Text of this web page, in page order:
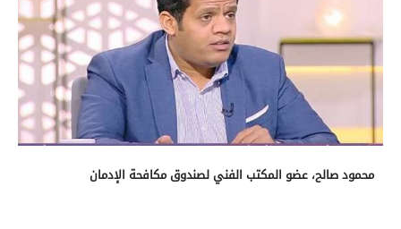
محمود صالح، عضو المكتب الفني لصندوق مكافحة الإدمان